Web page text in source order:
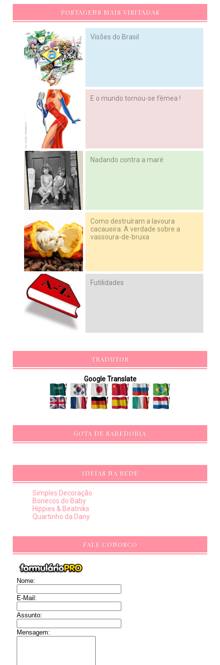
POSTAGENS MAIS VISITADAS
Visões do Brasil
E o mundo tornou-se fêmea !
Nadando contra a maré
Como destruíram a lavoura
cacaueira: A verdade sobre a
vassoura-de-bruxa
Futilidades
TRADUTOR
Google Translate
GOTA DE SABEDORIA
IDEIAS NA REDE
Simples Decoração
Bonecos do Baby
Hippies & Beatniks
Quartinho da Dany
FALE CONOSCO
Nome:
E-Mail:
Assunto:
Mensagem: